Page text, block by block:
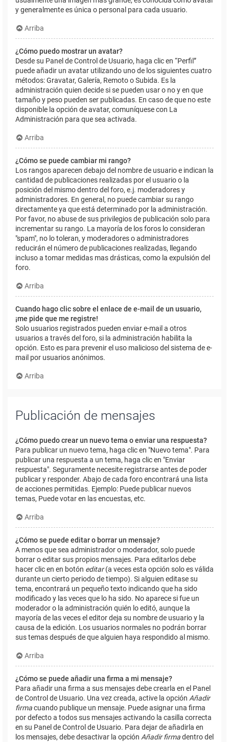
y generalmente es única o personal para cada usuario.
Arriba
¿Cómo puedo mostrar un avatar?
Desde su Panel de Control de Usuario, haga clic en “Perfil”
puede añadir un avatar utilizando uno de los siguientes cuatro
métodos: Gravatar, Galería, Remoto o Subida. Es la
administración quien decide si se pueden usar o no y en que
tamaño y peso pueden ser publicadas. En caso de que no este
disponible la opción de avatar, comuníquese con La
Administración para que sea activada.
Arriba
¿Cómo se puede cambiar mi rango?
Los rangos aparecen debajo del nombre de usuario e indican la
cantidad de publicaciones realizadas por el usuario o la
posición del mismo dentro del foro, e.j. moderadores y
administradores. En general, no puede cambiar su rango
directamente ya que está determinado por la administración.
Por favor, no abuse de sus privilegios de publicación solo para
incrementar su rango. La mayoría de los foros lo consideran
"spam", no lo toleran, y moderadores o administradores
reducirán el número de publicaciones realizadas, llegando
incluso a tomar medidas mas drásticas, como la expulsión del
foro.
Arriba
Cuando hago clic sobre el enlace de e-mail de un usuario,
¡me pide que me registre!
Solo usuarios registrados pueden enviar e-mail a otros
usuarios a través del foro, si la administración habilita la
opción. Esto es para prevenir el uso malicioso del sistema de e-
mail por usuarios anónimos.
Arriba
Publicación de mensajes
¿Cómo puedo crear un nuevo tema o enviar una respuesta?
Para publicar un nuevo tema, haga clic en "Nuevo tema". Para
publicar una respuesta a un tema, haga clic en "Enviar
respuesta". Seguramente necesite registrarse antes de poder
publicar y responder. Abajo de cada foro encontrará una lista
de acciones permitidas. Ejemplo: Puede publicar nuevos
temas, Puede votar en las encuestas, etc.
Arriba
¿Cómo se puede editar o borrar un mensaje?
A menos que sea administrador o moderador, solo puede
borrar o editar sus propios mensajes. Para editarlos debe
hacer clic en en botón editar(a veces esta opción solo es válida
durante un cierto periodo de tiempo). Si alguien editase su
tema, encontrará un pequeño texto indicando que ha sido
modificado y las veces que lo ha sido. No aparece si fue un
moderador o la administración quién lo editó, aunque la
mayoría de las veces el editor deja su nombre de usuario y la
causa de la edición. Los usuarios normales no podrán borrar
sus temas después de que alguien haya respondido al mismo.
Arriba
¿Cómo se puede añadir una firma a mi mensaje?
Para añadir una firma a sus mensajes debe crearla en el Panel
de Control de Usuario. Una vez creada, active la opción Añadir
firmacuando publique un mensaje. Puede asignar una firma
por defecto a todos sus mensajes activando la casilla correcta
en su Panel de Control de Usuario. Para dejar de añadirla en
los mensajes, debe desactivar la opción Añadir firmadentro del